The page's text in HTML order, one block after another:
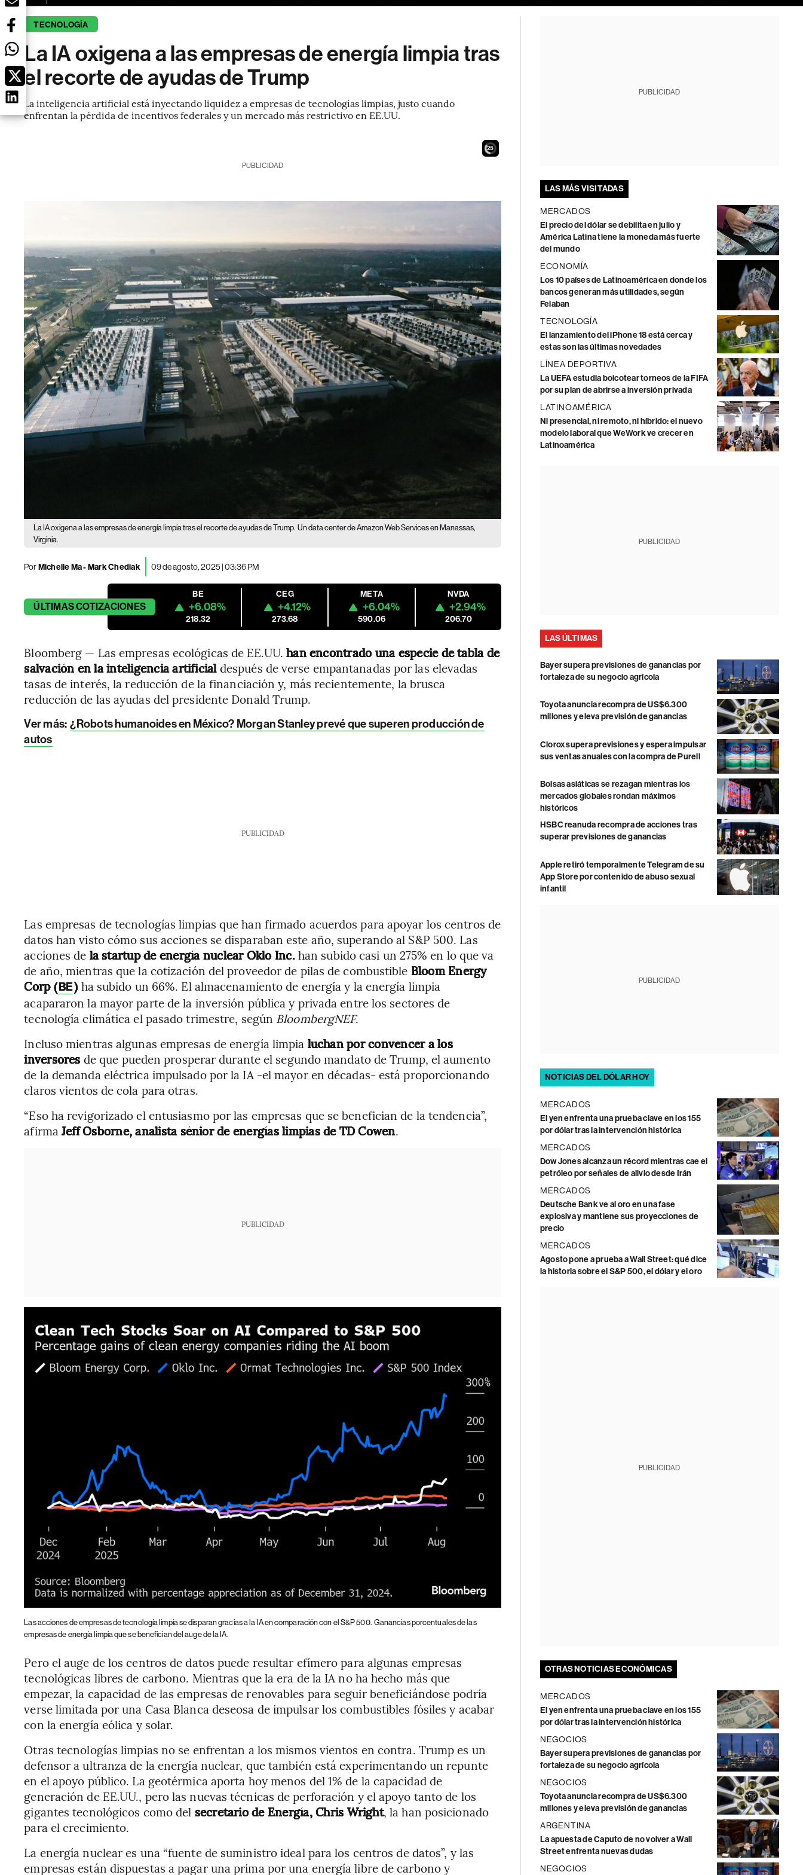
TECNOLOGÍA
La IA oxigena a las empresas de energía limpia tras
el recorte de ayudas de Trump
La inteligencia artificial está inyectando liquidez a empresas de tecnologías limpias, justo cuando
enfrentan la pérdida de incentivos federales y un mercado más restrictivo en EE.UU.
23
PUBLICIDAD
La IA oxigena a las empresas de energía limpia tras el recorte de ayudas de Trump. Un data center de Amazon Web Services en Manassas,
Virginia.
PorMichelle Ma - Mark Chediak 09 de agosto, 2025 | 03:36 PM
ÚLTIMASCOTIZACIONES
BE
+6.08%
218.32
CEG
+4.12%
273.68
META
+6.04%
590.06
NVDA
+2.94%
206.70
Bloomberg — Las empresas ecológicas de EE.UU. han encontrado una especie de tabla de
salvación en la inteligencia artificialdespués de verse empantanadas por las elevadas
tasas de interés, la reducción de la financiación y, más recientemente, la brusca
reducción de las ayudas del presidente Donald Trump.
Ver más: ¿Robots humanoides en México? Morgan Stanley prevé que superen producción de
autos
PUBLICIDAD
Las empresas de tecnologías limpias que han firmado acuerdos para apoyar los centros de
datos han visto cómo sus acciones se disparaban este año, superando al S&P 500. Las
acciones de la startup de energía nuclear Oklo Inc.han subido casi un 275% en lo que va
de año, mientras que la cotización del proveedor de pilas de combustible Bloom Energy
Corp (BE) ha subido un 66%. El almacenamiento de energía y la energía limpia
acapararon la mayor parte de la inversión pública y privada entre los sectores de
tecnología climática el pasado trimestre, según BloombergNEF.
Incluso mientras algunas empresas de energía limpia luchan por convencer a los
inversores de que pueden prosperar durante el segundo mandato de Trump, el aumento
de la demanda eléctrica impulsado por la IA -el mayor en décadas- está proporcionando
claros vientos de cola para otras.
“Eso ha revigorizado el entusiasmo por las empresas que se benefician de la tendencia”,
afirmaJeff Osborne, analista sénior de energías limpias de TD Cowen.
PUBLICIDAD
Las acciones de empresas de tecnología limpia se disparan gracias a la IA en comparación con el S&P 500. Ganancias porcentuales de las
empresas de energía limpia que se benefician del auge de la IA.
Pero el auge de los centros de datos puede resultar efímero para algunas empresas
tecnológicas libres de carbono. Mientras que la era de la IA no ha hecho más que
empezar, la capacidad de las empresas de renovables para seguir beneficiándose podría
verse limitada por una Casa Blanca deseosa de impulsar los combustibles fósiles y acabar
con la energía eólica y solar.
Otras tecnologías limpias no se enfrentan a los mismos vientos en contra. Trump es un
defensor a ultranza de la energía nuclear, que también está experimentando un repunte
en el apoyo público. La geotérmica aporta hoy menos del 1% de la capacidad de
generación de EE.UU., pero las nuevas técnicas de perforación y el apoyo tanto de los
gigantes tecnológicos como del secretario de Energía, Chris Wright, la han posicionado
para el crecimiento.
La energía nuclear es una “fuente de suministro ideal para los centros de datos”, y las
empresas están dispuestas a pagar una prima por una energía libre de carbono y
PUBLICIDAD
LAS MÁS VISITADAS
MERCADOS
El precio del dólar se debilita en julio y
América Latina tiene la moneda más fuerte
del mundo
ECONOMÍA
Los 10 países de Latinoamérica en donde los
bancos generan más utilidades, según
Felaban
TECNOLOGÍA
El lanzamiento del iPhone 18 está cerca y
estas son las últimas novedades
LÍNEA DEPORTIVA
La UEFA estudia boicotear torneos de la FIFA
por su plan de abrirse a inversión privada
LATINOAMÉRICA
Ni presencial, ni remoto, ni híbrido: el nuevo
modelo laboral que WeWork ve crecer en
Latinoamérica
PUBLICIDAD
LAS ÚLTIMAS
Bayer supera previsiones de ganancias por
fortaleza de su negocio agrícola
Toyota anuncia recompra de US$6.300
millones y eleva previsión de ganancias
Clorox supera previsiones y espera impulsar
sus ventas anuales con la compra de Purell
Bolsas asiáticas se rezagan mientras los
mercados globales rondan máximos
históricos
HSBC reanuda recompra de acciones tras
superar previsiones de ganancias
Apple retiró temporalmente Telegram de su
App Store por contenido de abuso sexual
infantil
PUBLICIDAD
NOTICIAS DEL DÓLAR HOY
MERCADOS
El yen enfrenta una prueba clave en los 155
por dólar tras la intervención histórica
MERCADOS
Dow Jones alcanza un récord mientras cae el
petróleo por señales de alivio desde Irán
MERCADOS
Deutsche Bank ve al oro en una fase
explosiva y mantiene sus proyecciones de
precio
MERCADOS
Agosto pone a prueba a Wall Street: qué dice
la historia sobre el S&P 500, el dólar y el oro
PUBLICIDAD
OTRAS NOTICIAS ECONÓMICAS
MERCADOS
El yen enfrenta una prueba clave en los 155
por dólar tras la intervención histórica
NEGOCIOS
Bayer supera previsiones de ganancias por
fortaleza de su negocio agrícola
NEGOCIOS
Toyota anuncia recompra de US$6.300
millones y eleva previsión de ganancias
ARGENTINA
La apuesta de Caputo de no volver a Wall
Street enfrenta nuevas dudas
NEGOCIOS